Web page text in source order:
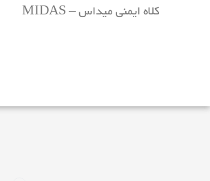
کلاه ایمنی میداس – MIDAS